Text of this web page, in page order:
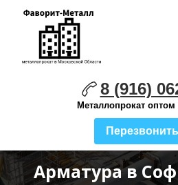
8 (916)
Металлопрокат
Арматура в